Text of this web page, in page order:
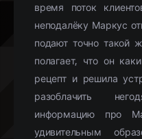
время поток
неподалёку Маркус
подают точно такой
полагает, что он
рецепт и решила
разоблачить
информацию про
удивительным